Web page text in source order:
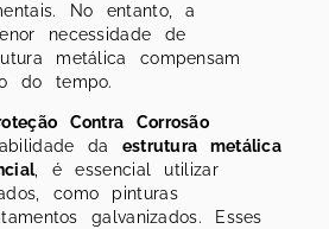
No entanto, a
necessidade de
metálica compensam
do tempo.
Contra Corrosão
da estrutura metálica
, é essencial utilizar
como pinturas
galvanizados. Esses